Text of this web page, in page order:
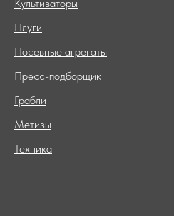
Культиваторы
Плуги
Посевные агрегаты
Пресс-подборщик
Грабли
Метизы
Техника